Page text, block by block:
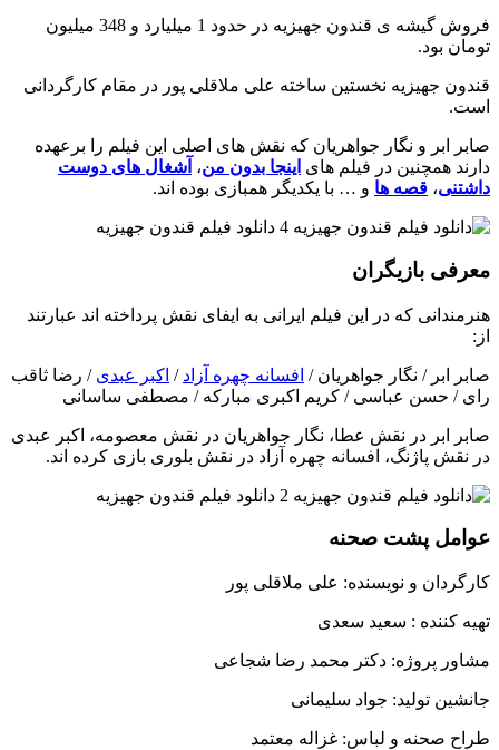
فروش گیشه ی قندون جهیزیه در حدود 1 میلیارد و 348 میلیون
تومان بود.
قندون جهیزیه نخستین ساخته علی ملاقلی پور در مقام کارگردانی
است.
صابر ابر و نگار جواهریان که نقش های اصلی این فیلم را برعهده
دارند همچنین در فیلم های اینجا بدون من، آشغال های دوست
داشتنی، قصه ها و … با یکدیگر همبازی بوده اند.
معرفی بازیگران
هنرمندانی که در این فیلم ایرانی به ایفای نقش پرداخته اند عبارتند
از:
صابر ابر / نگار جواهریان / افسانه چهره آزاد / اکبر عبدی / رضا ثاقب
رای / حسن عباسی / کریم اکبری مبارکه / مصطفی ساسانی
صابر ابر در نقش عطا، نگار جواهریان در نقش معصومه، اکبر عبدی
در نقش پاژنگ، افسانه چهره آزاد در نقش بلوری بازی کرده اند.
عوامل پشت صحنه
کارگردان و نویسنده: علی ملاقلی پور
تهیه کننده : سعید سعدی
مشاور پروژه: دکتر محمد رضا شجاعی
جانشین تولید: جواد سلیمانی
طراح صحنه و لباس: غزاله معتمد